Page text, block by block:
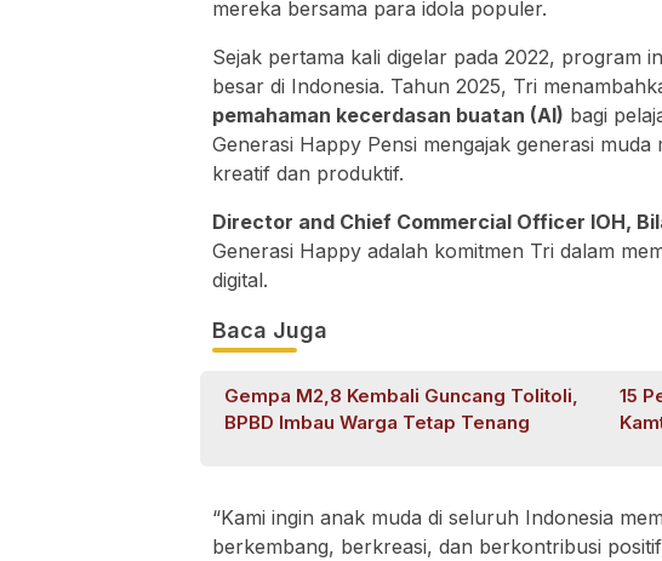
mereka bersama para idola populer.
Sejak pertama kali digelar pada 2022, program
besar di Indonesia. Tahun 2025, Tri
pemahaman kecerdasan buatan (AI) bagi
Generasi Happy Pensi mengajak generasi
kreatif dan produktif.
Director and Chief Commercial Officer IOH,
Generasi Happy adalah komitmen Tri dalam
digital.
Baca Juga
Gempa M2,8 Kembali Guncang Tolitoli,
BPBD Imbau Warga Tetap Tenang
15
“Kami ingin anak muda di seluruh Indonesia
berkembang, berkreasi, dan berkontribusi